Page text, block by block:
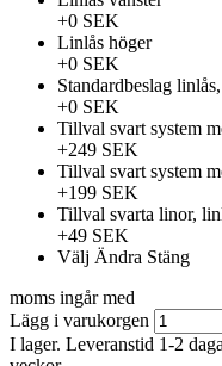
+0 SEK
Linlås höger
+0 SEK
Standardbeslag
+0 SEK
Tillval svart system
+249 SEK
Tillval svart system
+199 SEK
Tillval svarta linor,
+49 SEK
Välj Ändra Stäng
moms ingår med
Lägg i varukorgen
I lager. Leveranstid 1-2